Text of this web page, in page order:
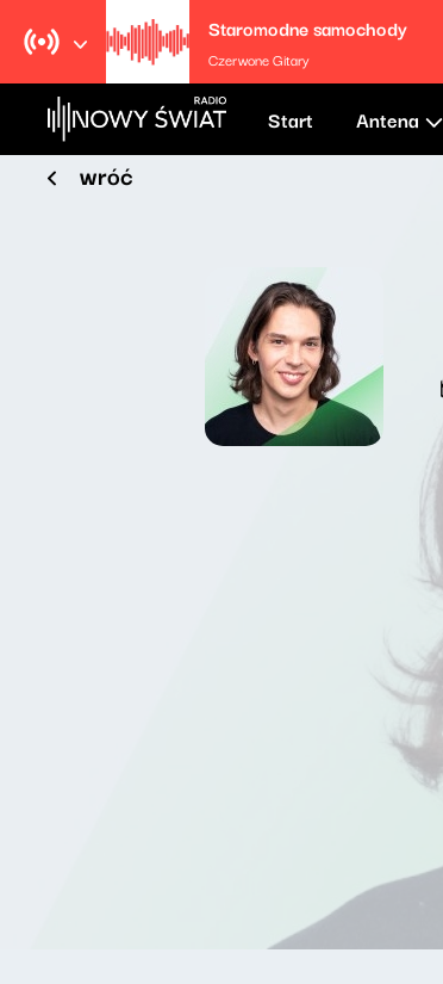
Staromodne samochody
Czerwone Gitary
Start Antena
wróć